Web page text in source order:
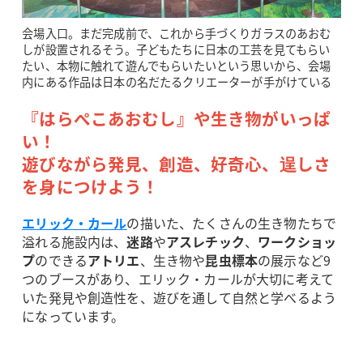
会場入口。まだ完成前で、これから手づくりガラスのあおむ
しが設置されるそう。子どもたちに日本の工芸を見てもらい
たい、本物に触れて遊んでもらいたいという思いから、会場
内にある作品は日本の名だたるクリエーターが手がけている
『はらぺこあおむし』や生き物がいっぱ
い！
遊びながら発見、創造、好奇心、逞しさ
を身につけよう！
エリック・カールの描いた、たくさんの生き物たちで
溢れる施設内は、迷路やアスレチック、 ワークショッ
プのできるアトリエ、生き物や昆虫標本の展示など9
つのブースがあり、エリック・カールが大切に考えて
いた発見や創造性を、遊びを通して自然と学べるよう
になっています。